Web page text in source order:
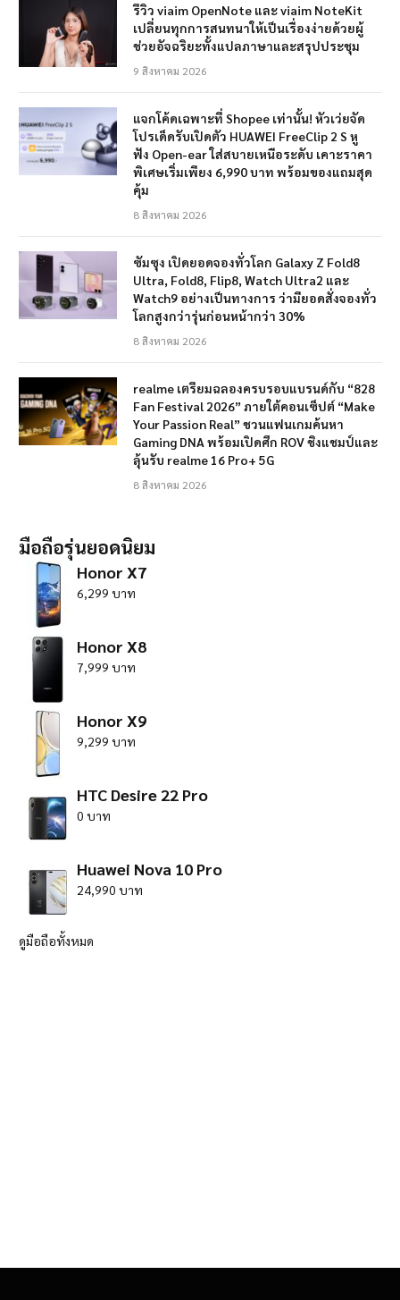
รีวิว viaim OpenNote และ viaim NoteKit
เปลี่ยนทุกการสนทนาให้เป็นเรื่องง่ายด้วยผู้
ช่วยอัจฉริยะทั้งแปลภาษาและสรุปประชุม
9 สิงหาคม 2026
แจกโค้ดเฉพาะที่ Shopee เท่านั้น! หัวเว่ยจัด
โปรเด็ดรับเปิดตัว HUAWEI FreeClip 2 S หู
ฟัง Open-ear ใส่สบายเหนือระดับ เคาะราคา
พิเศษเริ่มเพียง 6,990 บาท พร้อมของแถมสุด
คุ้ม
8 สิงหาคม 2026
ซัมซุง เปิดยอดจองทั่วโลก Galaxy Z Fold8
Ultra, Fold8, Flip8, Watch Ultra2 และ
Watch9 อย่างเป็นทางการ ว่ามียอดสั่งจองทั่ว
โลกสูงกว่ารุ่นก่อนหน้ากว่า 30%
8 สิงหาคม 2026
realme เตรียมฉลองครบรอบแบรนด์กับ “828
Fan Festival 2026” ภายใต้คอนเซ็ปต์ “Make
Your Passion Real” ชวนแฟนเกมค้นหา
Gaming DNA พร้อมเปิดศึก ROV ชิงแชมป์และ
ลุ้นรับ realme 16 Pro+ 5G
8 สิงหาคม 2026
มือถือรุ่นยอดนิยม
Honor X7
6,299 บาท
Honor X8
7,999 บาท
Honor X9
9,299 บาท
HTC Desire 22 Pro
0 บาท
Huawei Nova 10 Pro
24,990 บาท
ดูมือถือทั้งหมด